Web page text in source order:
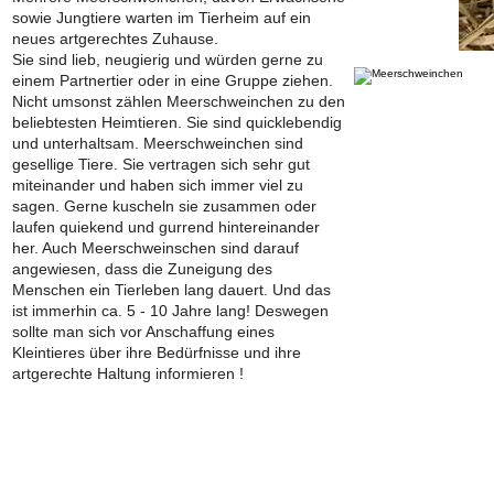
sowie Jungtiere warten im Tierheim auf ein
neues artgerechtes Zuhause.
Sie sind lieb, neugierig und würden gerne zu
einem Partnertier oder in eine Gruppe ziehen.
Nicht umsonst zählen Meerschweinchen zu den
beliebtesten Heimtieren. Sie sind quicklebendig
und unterhaltsam. Meerschweinchen sind
gesellige Tiere. Sie vertragen sich sehr gut
miteinander und haben sich immer viel zu
sagen. Gerne kuscheln sie zusammen oder
laufen quiekend und gurrend hintereinander
her. Auch Meerschweinschen sind darauf
angewiesen, dass die Zuneigung des
Menschen ein Tierleben lang dauert. Und das
ist immerhin ca. 5 - 10 Jahre lang! Deswegen
sollte man sich vor Anschaffung eines
Kleintieres über ihre Bedürfnisse und ihre
artgerechte Haltung informieren !